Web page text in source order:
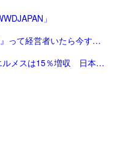
」
「三崎優太氏「『土日くらい休みたい』って経営者いたら今すぐ会社畳んだ方がいい」痛烈指摘に反響 - 芸能 : 日刊スポーツ」
「高級品業界が低迷した2024年、仏エルメスは15％増収 日本が成長をけん引 | Forbes」